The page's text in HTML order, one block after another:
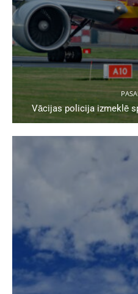
Vācijas policija izmeklē